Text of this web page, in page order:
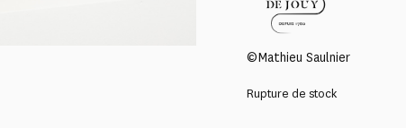
©Mathieu Saulnier
Rupture de stock